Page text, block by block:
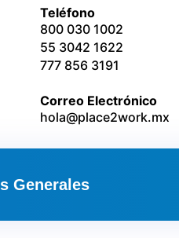
Teléfono
800 030 1002
55 3042 1622
777 856 3191
Correo Electrónico
hola@place2work.mx
Generales